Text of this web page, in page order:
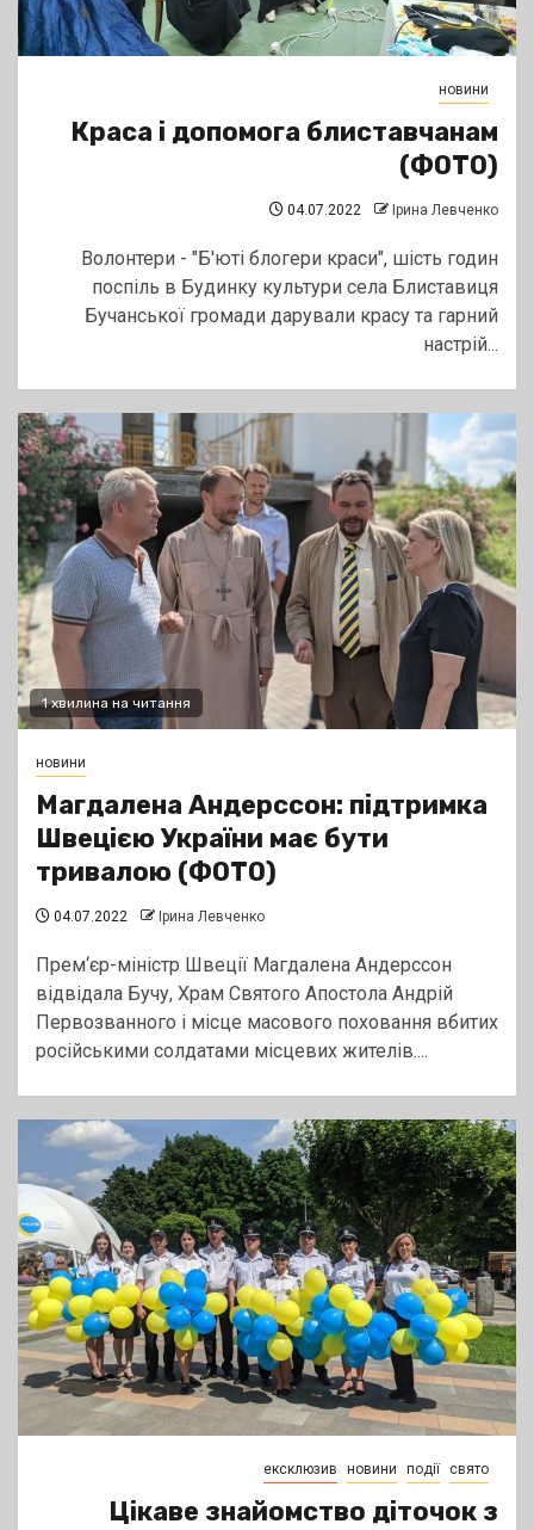
новини
Краса і допомога блиставчанам
(ФОТО)
04.07.2022 Ірина Левченко
Волонтери - "Б'юті блогери краси", шість годин
поспіль в Будинку культури села Блиставиця
Бучанської громади дарували красу та гарний
настрій...
1 хвилина на читання
новини
Магдалена Андерссон: підтримка
Швецією України має бути
тривалою (ФОТО)
04.07.2022 Ірина Левченко
Прем‘єр-міністр Швеції Магдалена Андерссон
відвідала Бучу, Храм Святого Апостола Андрій
Первозванного і місце масового поховання вбитих
російськими солдатами місцевих жителів....
ексклюзив новини події свято
Цікаве знайомство діточок з